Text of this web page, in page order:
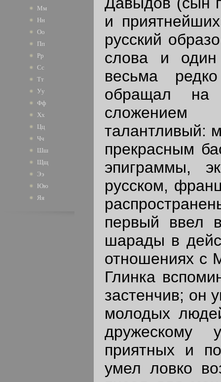
Мм
Нн
Оо
Пп
Рр
Сс
Тт
Уу
Фф
Хх
Цц
Чч
Шш
Щщ
Ээ
Юю
Яя
и
русский
слова и один
весьма
обращал на
сложением
талантливый:
прекрасным
эпиграммы,
русском,
первый ввел
шарады в
отношениях с
Глинка
застенчив; он
молодых
дружескому
приятных и
умел ловко